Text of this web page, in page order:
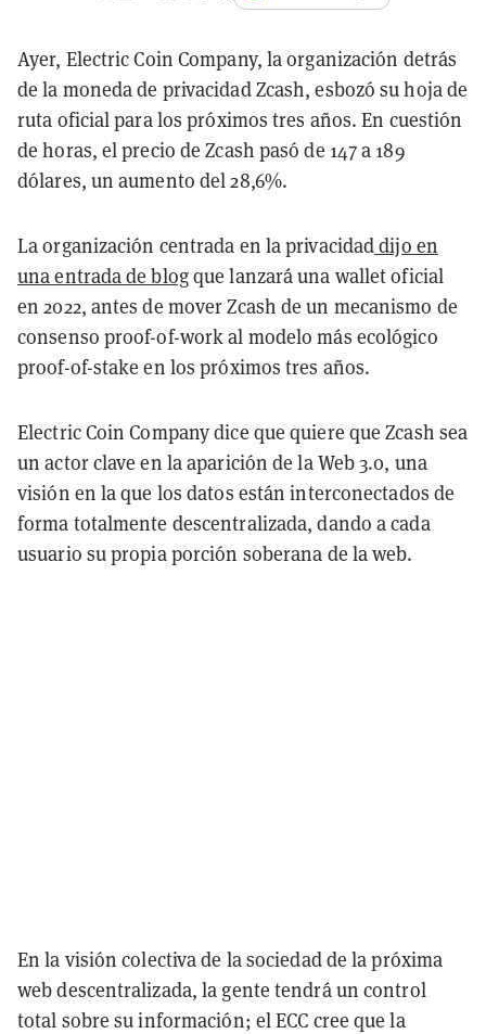
Ayer, Electric Coin Company, la organización detrás
de la moneda de privacidad Zcash, esbozó su hoja de
ruta oficial para los próximos tres años. En cuestión
de horas, el precio de Zcash pasó de 147 a 189
dólares, un aumento del 28,6%.
La organización centrada en la privacidaddijo en
una entrada de blogque lanzará una wallet oficial
en 2022, antes de mover Zcash de un mecanismo de
consenso proof-of-work al modelo más ecológico
proof-of-stake en los próximos tres años.
Electric Coin Company dice que quiere que Zcash sea
un actor clave en la aparición de la Web 3.0, una
visión en la que los datos están interconectados de
forma totalmente descentralizada, dando a cada
usuario su propia porción soberana de la web.
En la visión colectiva de la sociedad de la próxima
web descentralizada, la gente tendrá un control
total sobre su información; el ECC cree que la